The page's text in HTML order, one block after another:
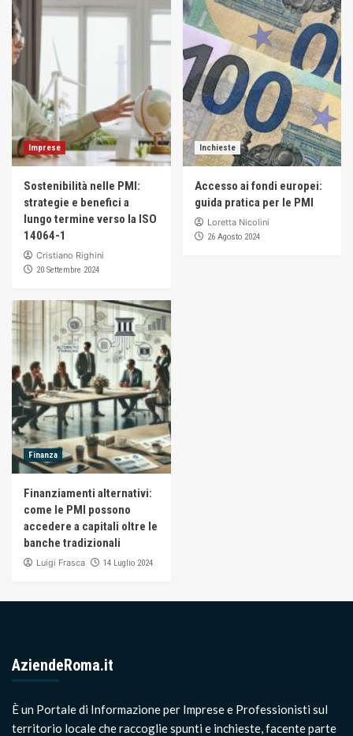
Imprese
Sostenibilità nelle PMI:
strategie e benefici a
lungo termine verso la ISO
14064-1
Cristiano Righini
20 Settembre 2024
Inchieste
Accesso ai fondi europei:
guida pratica per le PMI
Loretta Nicolini
26 Agosto 2024
Finanza
Finanziamenti alternativi:
come le PMI possono
accedere a capitali oltre le
banche tradizionali
Luigi Frasca 14 Luglio 2024
AziendeRoma.it
È un Portale di Informazione per Imprese e Professionisti sul
territorio locale che raccoglie spunti e inchieste, facente parte